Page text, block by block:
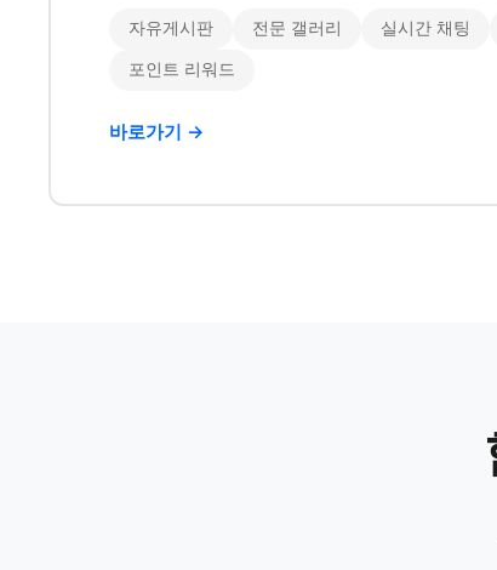
자유게시판 전문 갤러리 실시간 채팅
포인트 리워드
바로가기 →